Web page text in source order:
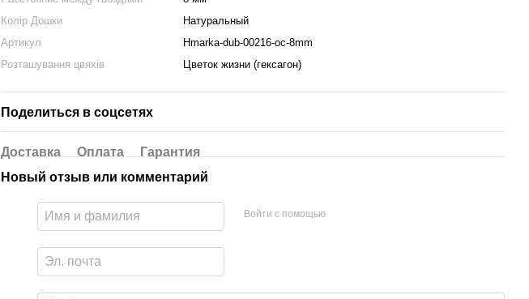
Колір Дошки
Натуральный
Артикул
Hmarka-dub-00216-oc-8mm
Розташування цвяхів
Цветок жизни (гексагон)
Поделиться в соцсетях
Доставка Оплата
Гарантия
Новый отзыв или комментарий
Войти с помощью